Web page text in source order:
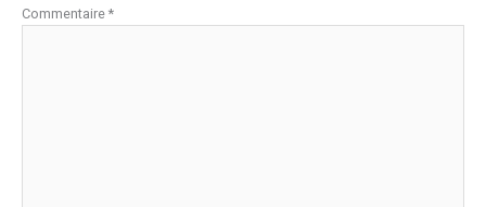
Commentaire *